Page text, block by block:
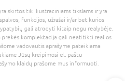
skirtos tik iliustraciniams tikslams ir yra
funkcijos, užrašai ir/ar bet kurios
gali atrodyti kitaip negu realybėje.
komplektacija gali neatitikti realios
vadovautis aprašyme pateikiama
Jūsų kreipimosi el. paštu
klaidų prašome mus informuoti.